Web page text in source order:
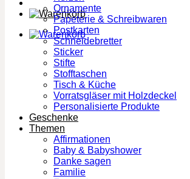
Ornamente
Papeterie & Schreibwaren
Postkarten
Schneidebretter
Sticker
Stifte
Stofftaschen
Tisch & Küche
Vorratsgläser mit Holzdeckel
Personalisierte Produkte
Geschenke
Themen
Affirmationen
Baby & Babyshower
Danke sagen
Familie